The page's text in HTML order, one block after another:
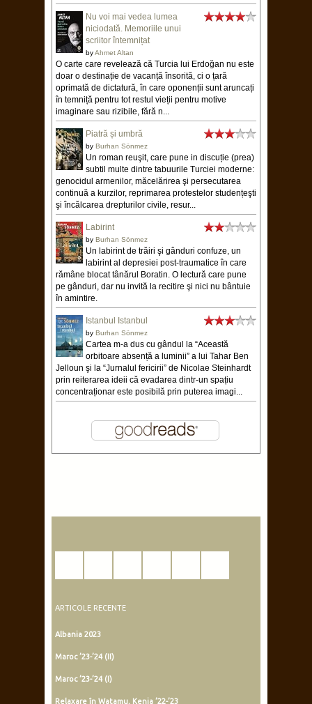
Nu voi mai vedea lumea
niciodată. Memoriile unui
scriitor întemnițat
byAhmet Altan
O carte care revelează că Turcia lui Erdoğan nu este
doar o destinație de vacanță însorită, ci o țară
oprimată de dictatură, în care oponenții sunt aruncați
în temniță pentru tot restul vieții pentru motive
imaginare sau rizibile, fără n...
Piatră și umbră
by Burhan Sönmez
Un roman reuşit, care pune in discuție (prea)
subtil multe dintre tabuurile Turciei moderne:
genocidul armenilor, măcelărirea şi persecutarea
continuă a kurzilor, reprimarea protestelor studențeşti
şi încălcarea drepturilor civile, resur...
Labirint
by Burhan Sönmez
Un labirint de trăiri şi gânduri confuze, un
labirint al depresiei post-traumatice în care
rămâne blocat tânărul Boratin. O lectură care pune
pe gânduri, dar nu invită la recitire şi nici nu bântuie
în amintire.
Istanbul Istanbul
by Burhan Sönmez
Cartea m-a dus cu gândul la “Această
orbitoare absență a luminii” a lui Tahar Ben
Jelloun şi la “Jurnalul fericirii” de Nicolae Steinhardt
prin reiterarea ideii că evadarea dintr-un spațiu
concentraționar este posibilă prin puterea imagi...
ARTICOLE RECENTE
Albania 2023
Maroc ’23-’24 (II)
Maroc ’23-’24 (I)
Relaxare în Watamu, Kenia ’22-’23